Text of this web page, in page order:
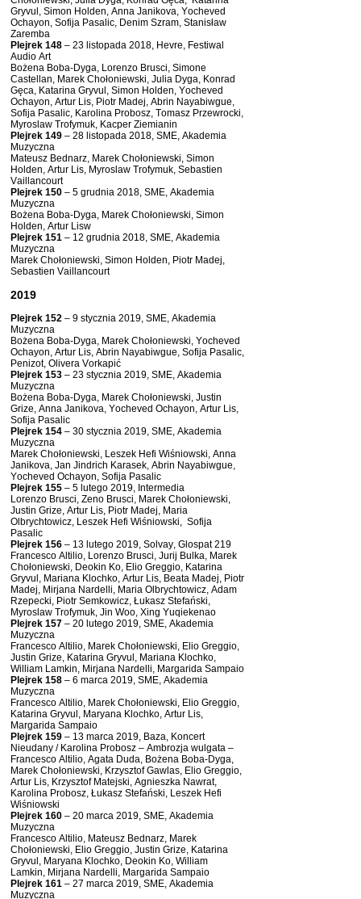
Gryvul, Simon Holden, Anna Janikova, Yocheved
Ochayon, Sofija Pasalic, Denim Szram, Stanisław
Zaremba
Plejrek 148 – 23 listopada 2018, Hevre, Festiwal
Audio Art
Bożena Boba-Dyga, Lorenzo Brusci, Simone
Castellan, Marek Chołoniewski, Julia Dyga, Konrad
Gęca, Katarina Gryvul, Simon Holden, Yocheved
Ochayon, Artur Lis, Piotr Madej, Abrin Nayabiwgue,
Sofija Pasalic, Karolina Probosz, Tomasz Przewrocki,
Myroslaw Trofymuk, Kacper Ziemianin
Plejrek 149 – 28 listopada 2018, SME, Akademia
Muzyczna
Mateusz Bednarz, Marek Chołoniewski, Simon
Holden, Artur Lis, Myroslaw Trofymuk, Sebastien
Vaillancourt
Plejrek 150 – 5 grudnia 2018, SME, Akademia
Muzyczna
Bożena Boba-Dyga, Marek Chołoniewski, Simon
Holden, Artur Lisw
Plejrek 151 – 12 grudnia 2018, SME, Akademia
Muzyczna
Marek Chołoniewski, Simon Holden, Piotr Madej,
Sebastien Vaillancourt
2019
Plejrek 152 – 9 stycznia 2019, SME, Akademia
Muzyczna
Bożena Boba-Dyga, Marek Chołoniewski, Yocheved
Ochayon, Artur Lis, Abrin Nayabiwgue, Sofija Pasalic,
Penizot, Olivera Vorkapić
Plejrek 153 – 23 stycznia 2019, SME, Akademia
Muzyczna
Bożena Boba-Dyga, Marek Chołoniewski, Justin
Grize, Anna Janikova, Yocheved Ochayon, Artur Lis,
Sofija Pasalic
Plejrek 154 – 30 stycznia 2019, SME, Akademia
Muzyczna
Marek Chołoniewski, Leszek Hefi Wiśniowski, Anna
Janikova, Jan Jindrich Karasek, Abrin Nayabiwgue,
Yocheved Ochayon, Sofija Pasalic
Plejrek 155 – 5 lutego 2019, Intermedia
Lorenzo Brusci, Zeno Brusci, Marek Chołoniewski,
Justin Grize, Artur Lis, Piotr Madej, Maria
Olbrychtowicz, Leszek Hefi Wiśniowski, Sofija
Pasalic
Plejrek 156 – 13 lutego 2019, Solvay, Glospat 219
Francesco Altilio, Lorenzo Brusci, Jurij Bulka, Marek
Chołoniewski, Deokin Ko, Elio Greggio, Katarina
Gryvul, Mariana Klochko, Artur Lis, Beata Madej, Piotr
Madej, Mirjana Nardelli, Maria Olbrychtowicz, Adam
Rzepecki, Piotr Semkowicz, Łukasz Stefański,
Myroslaw Trofymuk, Jin Woo, Xing Yuqiekenao
Plejrek 157 – 20 lutego 2019, SME, Akademia
Muzyczna
Francesco Altilio, Marek Chołoniewski, Elio Greggio,
Justin Grize, Katarina Gryvul, Mariana Klochko,
William Lamkin, Mirjana Nardelli, Margarida Sampaio
Plejrek 158 – 6 marca 2019, SME, Akademia
Muzyczna
Francesco Altilio, Marek Chołoniewski, Elio Greggio,
Katarina Gryvul, Maryana Klochko, Artur Lis,
Margarida Sampaio
Plejrek 159 – 13 marca 2019, Baza, Koncert
Nieudany / Karolina Probosz – Ambrozja wulgata –
Francesco Altilio, Agata Duda, Bożena Boba-Dyga,
Marek Chołoniewski, Krzysztof Gawlas, Elio Greggio,
Artur Lis, Krzysztof Matejski, Agnieszka Nawrat,
Karolina Probosz, Łukasz Stefański, Leszek Hefi
Wiśniowski
Plejrek 160 – 20 marca 2019, SME, Akademia
Muzyczna
Francesco Altilio, Mateusz Bednarz, Marek
Chołoniewski, Elio Greggio, Justin Grize, Katarina
Gryvul, Maryana Klochko, Deokin Ko, William
Lamkin, Mirjana Nardelli, Margarida Sampaio
Plejrek 161 – 27 marca 2019, SME, Akademia
Muzyczna